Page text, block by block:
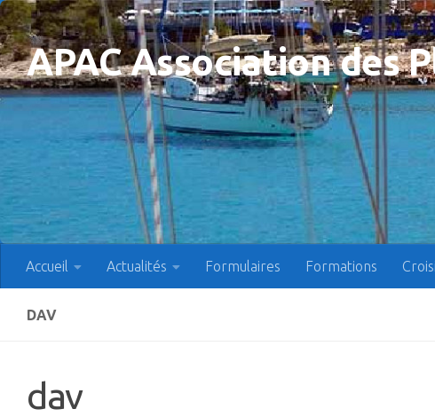
Skip to content
APAC Association des
Accueil Actualités Formulaires Formations
DAV
dav